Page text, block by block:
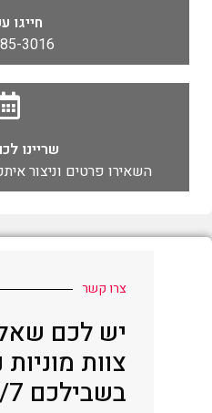
חייגו
3016
שריינו
השאירו פרטים וניצור
צרו קשר
יש לכם
צוות
בשבילכם 24/7